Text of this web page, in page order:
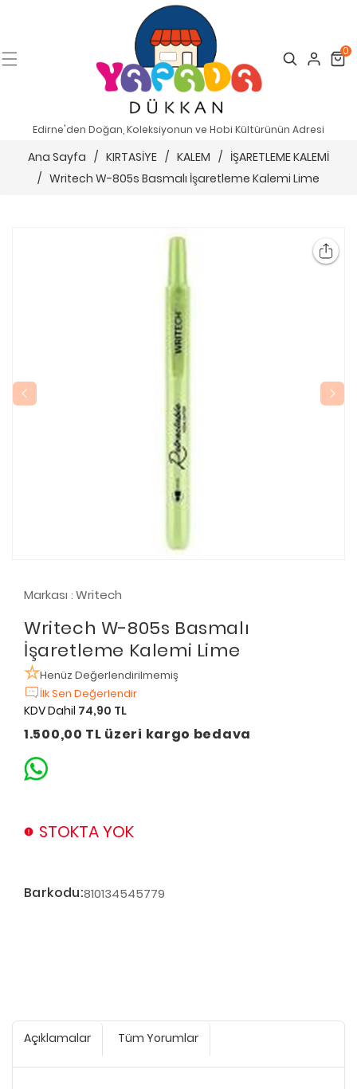
Search Cart
0
Edirne'den Doğan, Koleksiyonun ve Hobi Kültürünün Adresi
Ana Sayfa / KIRTASİYE / KALEM / İŞARETLEME KALEMİ
/ Writech W-805s Basmalı İşaretleme Kalemi Lime
Markası : Writech
Writech W-805s Basmalı
İşaretleme Kalemi Lime
Henüz Değerlendirilmemiş
İlk Sen Değerlendir
KDV Dahil 74,90 TL
1.500,00 TL üzeri kargo bedava
STOKTA YOK
Barkodu:810134545779
Açıklamalar Tüm Yorumlar